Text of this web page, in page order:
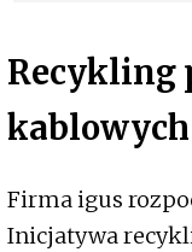
Recykling
kablowych
Firma igus
Inicjatywa